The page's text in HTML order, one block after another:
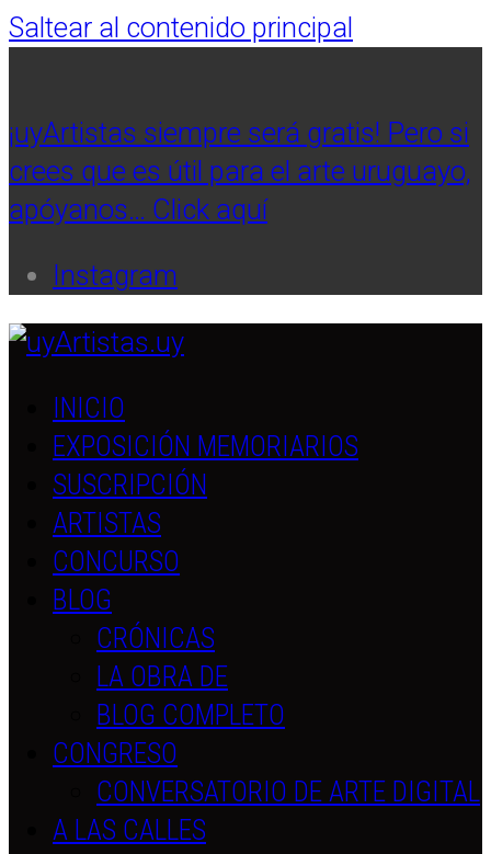
Saltear al contenido principal
¡uyArtistas siempre será gratis! Pero si
crees que es útil para el arte uruguayo,
apóyanos… Click aquí
Instagram
INICIO
EXPOSICIÓN MEMORIARIOS
SUSCRIPCIÓN
ARTISTAS
CONCURSO
BLOG
CRÓNICAS
LA OBRA DE
BLOG COMPLETO
CONGRESO
CONVERSATORIO DE ARTE DIGITAL
A LAS CALLES